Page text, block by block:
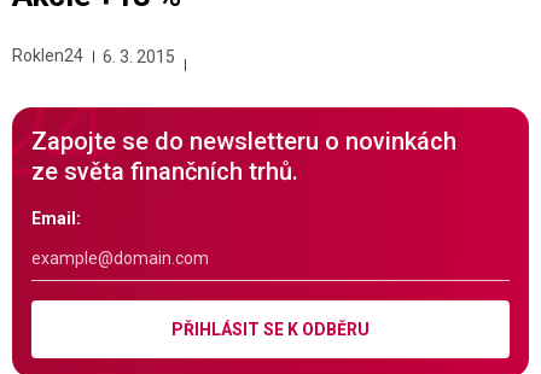
Roklen24 6. 3. 2015
Zapojte se do newsletteru o novinkách
ze světa finančních trhů.
Email:
PŘIHLÁSIT SE K ODBĚRU